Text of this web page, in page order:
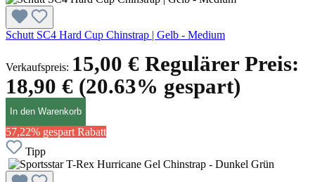
Schutt SC4 Hard Cup Chinstrap | Gelb - Medium
Verkaufspreis: 15,00 € Regulärer Preis:
18,90 € (20.63% gespart)
In den Warenkorb
57,22% gespart Rabatt
Tipp